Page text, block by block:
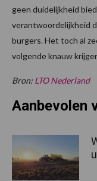
geen duidelijkheid
verantwoordelijkheid
burgers. Het toch al
volgende knauw
Bron: LTO Nederland
Aanbevolen